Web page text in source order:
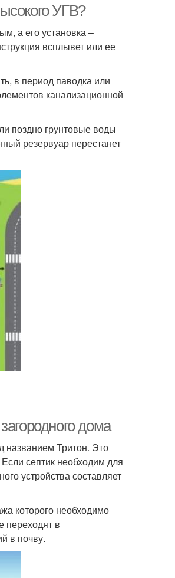
УГВ?
а его установка –
всплывет или ее
в период паводка или
канализационной
поздно грунтовые воды
резервуар перестанет
дома
названием Тритон. Это
септик необходим для
устройства составляет
которого необходимо
переходят в
в почву.